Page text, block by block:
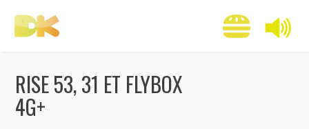
RISE 53, 31 ET FLYBOX
4G+